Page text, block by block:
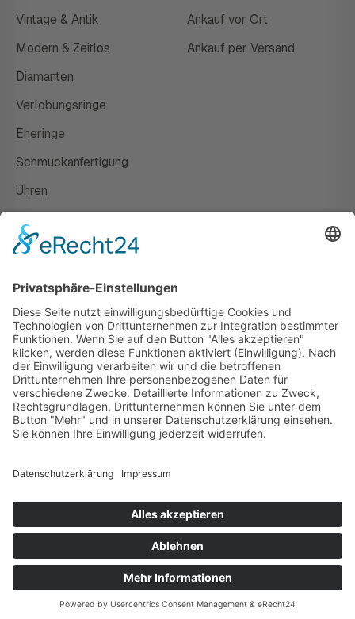
Vintage & Antik
Modern & Zeitlos
Diamanten
Verlobungsringe
Eheringe
Schmuckanfertigung
Uhren
Ankauf vor Ort
Ankauf per Versand
Susanne Steiger
Geschäfte
Newsletter
Kontakt
© 2026 JUWELIER STEIGER
VERTRAG WIDERRUFEN
PERFORMANCE BY ·GREITMANN